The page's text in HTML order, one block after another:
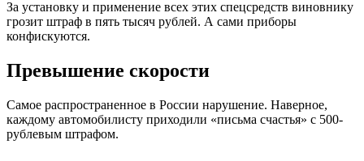
За установку и применение всех этих спецсредств виновнику
грозит штраф в пять тысяч рублей. А сами приборы
конфискуются.
Превышение скорости
Самое распространенное в России нарушение. Наверное,
каждому автомобилисту приходили «письма счастья» с 500-
рублевым штрафом.